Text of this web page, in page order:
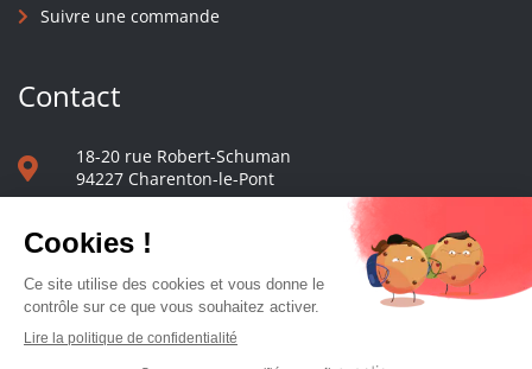
Suivre une commande
Contact
18-20 rue Robert-Schuman
94227 Charenton-le-Pont